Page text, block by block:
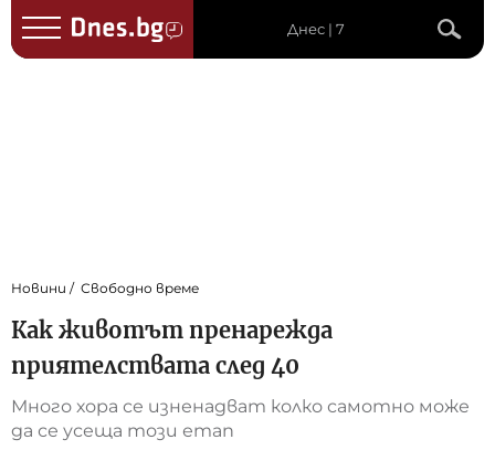
Днес | 7
Новини Свободно време
Как животът пренарежда
приятелствата след 40
Много хора се изненадват колко самотно може
да се усеща този етап